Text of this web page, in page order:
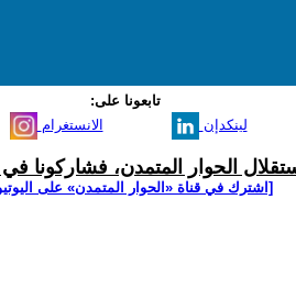
تابعونا على:
الانستغرام لينكدإن
الحوار المتمدن، فشاركونا
[اشترك في قناة ‫«الحوار المتمدن» على